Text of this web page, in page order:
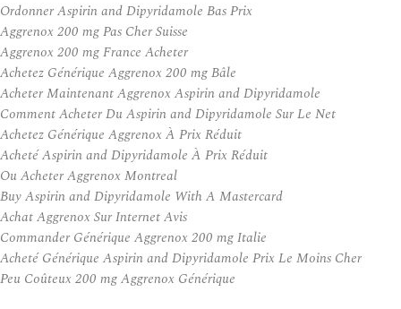
Ordonner Aspirin and Dipyridamole Bas Prix
Aggrenox 200 mg Pas Cher Suisse
Aggrenox 200 mg France Acheter
Achetez Générique Aggrenox 200 mg Bâle
Acheter Maintenant Aggrenox Aspirin and Dipyridamole
Comment Acheter Du Aspirin and Dipyridamole Sur Le Net
Achetez Générique Aggrenox À Prix Réduit
Acheté Aspirin and Dipyridamole À Prix Réduit
Ou Acheter Aggrenox Montreal
Buy Aspirin and Dipyridamole With A Mastercard
Achat Aggrenox Sur Internet Avis
Commander Générique Aggrenox 200 mg Italie
Acheté Générique Aspirin and Dipyridamole Prix Le Moins Cher
Peu Coûteux 200 mg Aggrenox Générique